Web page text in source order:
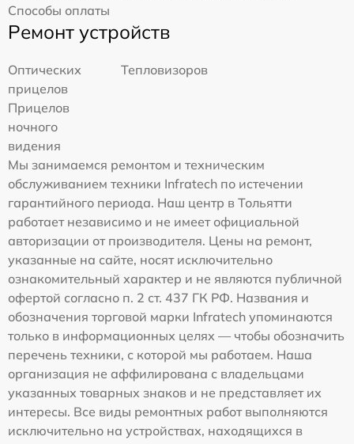
Способы оплаты
Ремонт устройств
Оптических
прицелов
Тепловизоров
Прицелов
ночного
видения
Мы занимаемся ремонтом и техническим
обслуживанием техники Infratech по истечении
гарантийного периода. Наш центр в Тольятти
работает независимо и не имеет официальной
авторизации от производителя. Цены на ремонт,
указанные на сайте, носят исключительно
ознакомительный характер и не являются публичной
офертой согласно п. 2 ст. 437 ГК РФ. Названия и
обозначения торговой марки Infratech упоминаются
только в информационных целях — чтобы обозначить
перечень техники, с которой мы работаем. Наша
организация не аффилирована с владельцами
указанных товарных знаков и не представляет их
интересы. Все виды ремонтных работ выполняются
исключительно на устройствах, находящихся в